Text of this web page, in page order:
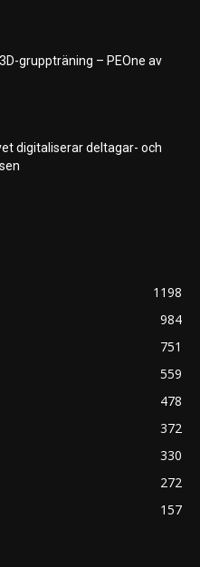
gruppträning – PEOne av
digitaliserar deltagar- och
1198
984
751
559
478
372
330
272
157